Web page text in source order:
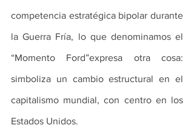
competencia estratégica bipolar durante
la Guerra Fría, lo que denominamos el
“Momento Ford”expresa otra cosa:
simboliza un cambio estructural en el
capitalismo mundial, con centro en los
Estados Unidos.